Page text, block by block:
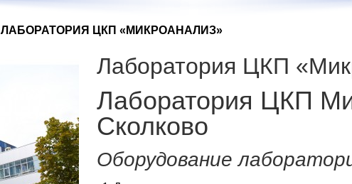
ЛАБОРАТОРИЯ ЦКП «МИКРОАНАЛИЗ»
Лаборатория ЦКП
Лаборатория ЦКП
Сколково
Оборудование